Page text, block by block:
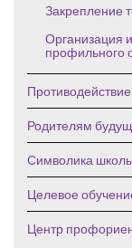
Закрепление
Организация
профильного
Родителям
Символика
Целевое
Центр